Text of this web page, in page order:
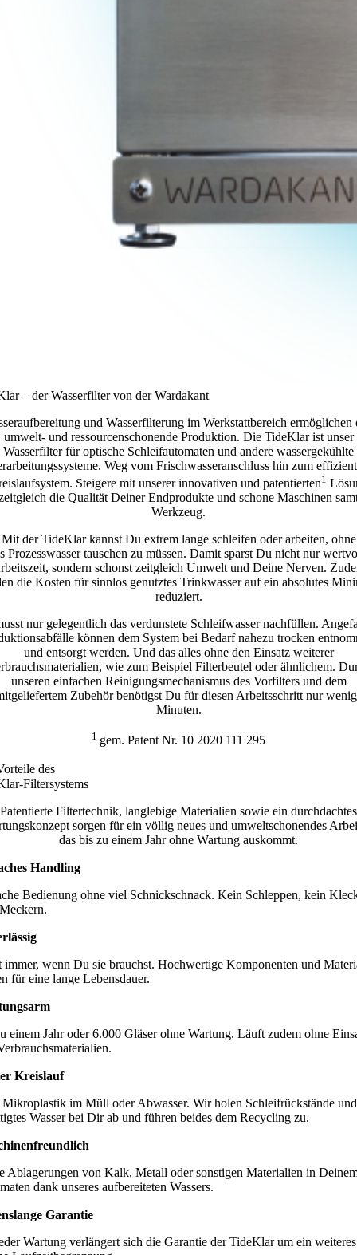
– der Wasserfilter von der Wardakant
und Wasserfilterung im Werkstattbereich ermöglichen
umwelt- und ressourcenschonende Produktion. Die TideKlar ist unser
Wasserfilter für optische Schleifautomaten und andere wassergekühlte
Weg vom Frischwasseranschluss hin zum
Steigere mit unserer innovativen und patentierten1
die Qualität Deiner Endprodukte und schone Maschinen
Werkzeug.
Mit der TideKlar kannst Du extrem lange schleifen oder arbeiten, ohne
Prozesswasser tauschen zu müssen. Damit sparst Du nicht nur
sondern schonst zeitgleich Umwelt und Deine Nerven.
die Kosten für sinnlos genutztes Trinkwasser auf ein absolutes
reduziert.
nur gelegentlich das verdunstete Schleifwasser nachfüllen.
können dem System bei Bedarf nahezu trocken
und entsorgt werden. Und das alles ohne den Einsatz weiterer
wie zum Beispiel Filterbeutel oder ähnlichem.
unseren einfachen Reinigungsmechanismus des Vorfilters und dem
Zubehör benötigst Du für diesen Arbeitsschritt nur
Minuten.
1 gem. Patent Nr. 10 2020 111 295
des
Filtersystems
Patentierte Filtertechnik, langlebige Materialien sowie ein durchdachtes
sorgen für ein völlig neues und umweltschonendes
das bis zu einem Jahr ohne Wartung auskommt.
Handling
Bedienung ohne viel Schnickschnack. Kein Schleppen, kein
immer, wenn Du sie brauchst. Hochwertige Komponenten und
für eine lange Lebensdauer.
einem Jahr oder 6.000 Gläser ohne Wartung. Läuft zudem ohne
Kreislauf
im Müll oder Abwasser. Wir holen Schleifrückstände und
Wasser bei Dir ab und führen beides dem Recycling zu.
Ablagerungen von Kalk, Metall oder sonstigen Materialien in
dank unseres aufbereiteten Wassers.
Garantie
Wartung verlängert sich die Garantie der TideKlar um ein